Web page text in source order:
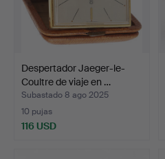
Despertador Jaeger-le-
Coultre de viaje en …
Subastado 8 ago 2025
10 pujas
116 USD